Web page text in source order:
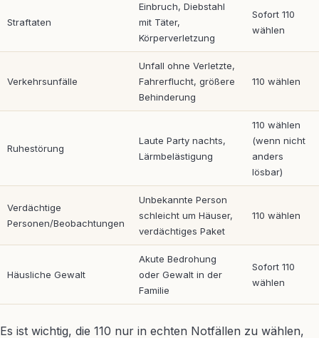
Straftaten
Einbruch, Diebstahl
mit Täter,
Körperverletzung
Sofort 110
wählen
Verkehrsunfälle
Unfall ohne Verletzte,
Fahrerflucht, größere
Behinderung
110 wählen
Ruhestörung
Laute Party nachts,
Lärmbelästigung
110 wählen
(wenn nicht
anders
lösbar)
Verdächtige
Personen/Beobachtungen
Unbekannte Person
schleicht um Häuser,
verdächtiges Paket
110 wählen
Häusliche Gewalt
Akute Bedrohung
oder Gewalt in der
Familie
Sofort 110
wählen
Es ist wichtig, die 110 nur in echten Notfällen zu wählen,